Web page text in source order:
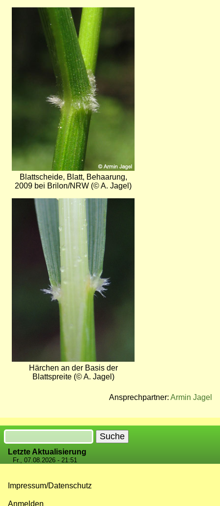
Blattscheide, Blatt, Behaarung,
2009 bei Brilon/NRW (© A. Jagel)
Härchen an der Basis der
Blattspreite (© A. Jagel)
Ansprechpartner: Armin Jagel
Suche
Letzte Aktualisierung
Fr., 07.08.2026 - 21:51
Impressum/Datenschutz
Anmelden